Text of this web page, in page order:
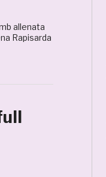
allenata
Rapisarda